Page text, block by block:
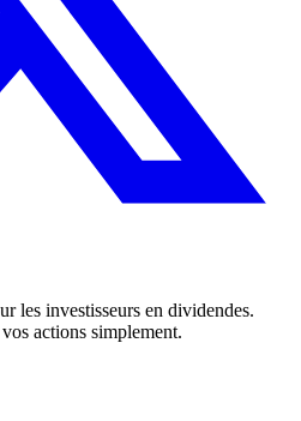
les investisseurs en dividendes.
actions simplement.